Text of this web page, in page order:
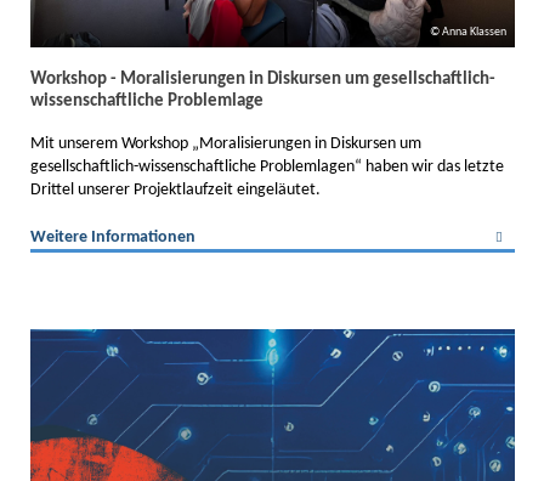
Anna Klassen
Workshop - Moralisierungen in Diskursen um gesellschaftlich-
wissenschaftliche Problemlage
Mit unserem Workshop „Moralisierungen in Diskursen um
gesellschaftlich-wissenschaftliche Problemlagen“ haben wir das letzte
Drittel unserer Projektlaufzeit eingeläutet.
Weitere Informationen